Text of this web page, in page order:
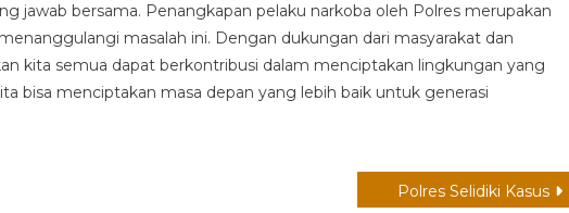
jawab bersama. Penangkapan pelaku narkoba oleh Polres merupakan
masalah ini. Dengan dukungan dari masyarakat dan
kita semua dapat berkontribusi dalam menciptakan lingkungan yang
bisa menciptakan masa depan yang lebih baik untuk generasi
Polres Selidiki Kasus